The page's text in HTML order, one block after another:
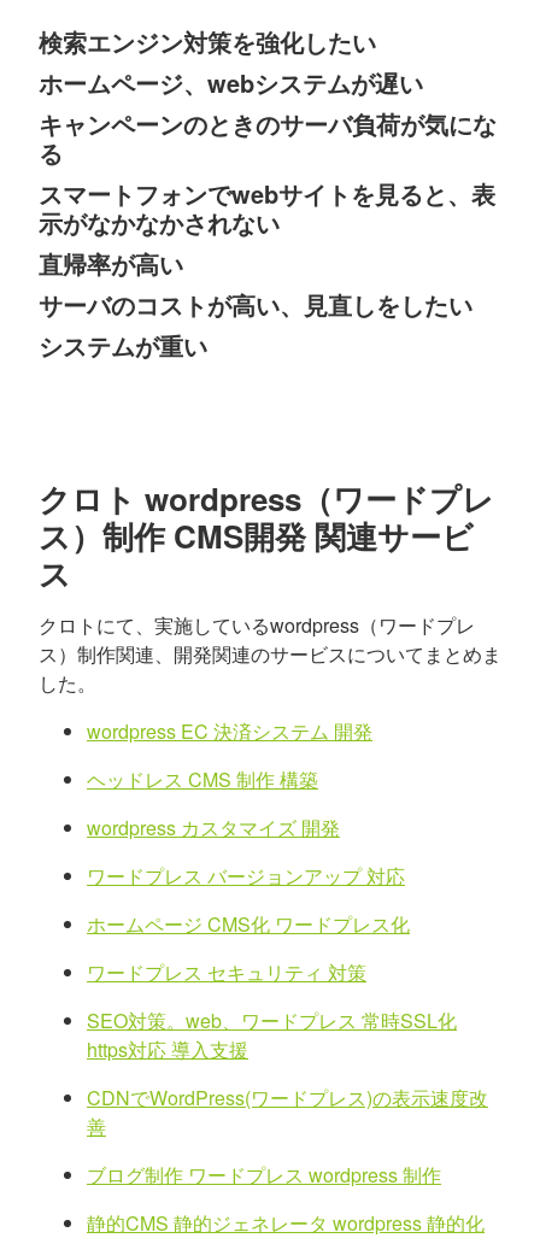
検索エンジン対策を強化したい
ホームページ、webシステムが遅い
キャンペーンのときのサーバ負荷が気にな
る
スマートフォンでwebサイトを見ると、表
示がなかなかされない
直帰率が高い
サーバのコストが高い、見直しをしたい
システムが重い
クロト wordpress（ワードプレ
ス）制作 CMS開発 関連サービ
ス
クロトにて、実施しているwordpress（ワードプレ
ス）制作関連、開発関連のサービスについてまとめま
した。
wordpress EC 決済システム 開発
ヘッドレス CMS 制作 構築
wordpress カスタマイズ 開発
ワードプレス バージョンアップ 対応
ホームページ CMS化 ワードプレス化
ワードプレス セキュリティ 対策
SEO対策。web、ワードプレス 常時SSL化
https対応 導入支援
CDNでWordPress(ワードプレス)の表示速度改
善
ブログ制作 ワードプレス wordpress 制作
静的CMS 静的ジェネレータ wordpress 静的化